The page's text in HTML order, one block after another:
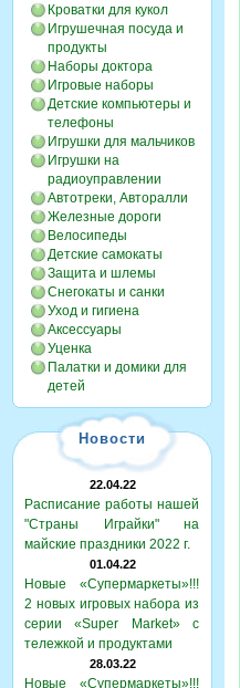
Кроватки для кукол
Игрушечная посуда и
продукты
Наборы доктора
Игровые наборы
Детские компьютеры и
телефоны
Игрушки для мальчиков
Игрушки на
радиоуправлении
Автотреки, Авторалли
Железные дороги
Велосипеды
Детские самокаты
Защита и шлемы
Снегокаты и санки
Уход и гигиена
Аксессуары
Уценка
Палатки и домики для
детей
Новости
22.04.22
Расписание работы нашей
"Страны Играйки" на
майские праздники 2022 г.
01.04.22
Новые «Супермаркеты»!!!
2 новых игровых набора из
серии «Super Market» с
тележкой и продуктами
28.03.22
Новые «Супермаркеты»!!!